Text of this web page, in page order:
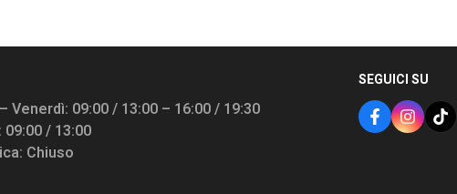
Venerdì: 09:00 / 13:00 – 16:00 / 19:30
09:00 / 13:00
Chiuso
SEGUICI SU